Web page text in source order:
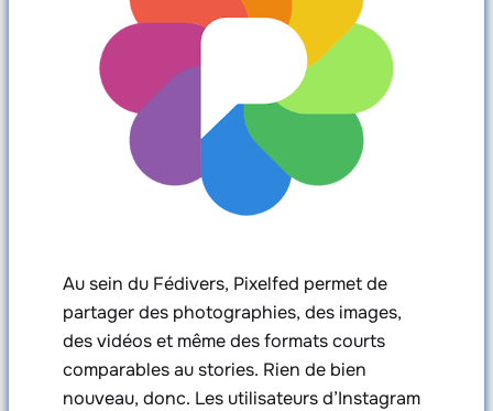
Au sein du Fédivers, Pixelfed permet de
partager des photographies, des images,
des vidéos et même des formats courts
comparables au stories. Rien de bien
nouveau, donc. Les utilisateurs d’Instagram